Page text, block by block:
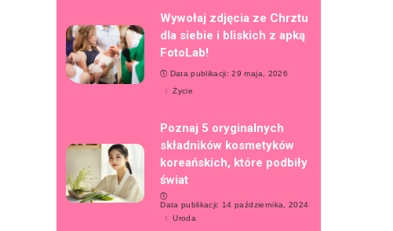
Wywołaj zdjęcia ze Chrztu
dla siebie i bliskich z apką
FotoLab!
Data publikacji: 29 maja, 2026
Życie
Poznaj 5 oryginalnych
składników kosmetyków
koreańskich, które podbiły
świat
Data publikacji: 14 października, 2024
Uroda